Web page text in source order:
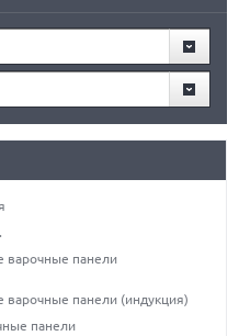
варочные панели
варочные панели (индукция)
панели